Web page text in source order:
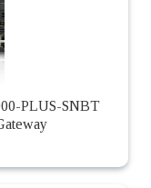
PLUS-SNBT